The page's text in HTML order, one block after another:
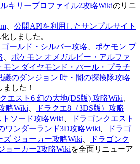
キリープロファイル2攻略Wikiのリニ
公開APIを利用したサンプルサイト
しました。
ールド・シルバー攻略
ポケモン ブ
ポケモン オメガルビー・アルファ
モン ダイヤモンド・パール・プラチ
議のダンジョン 時・闇の探検隊攻略
した！
エスト6 幻の大地(DS版) 攻略Wiki
略Wiki
ドラクエ8（3DS版）攻略
トソード攻略Wiki
ドラゴンクエスト
ワンダーランド3D攻略Wiki
ドラゴ
ズ ジョーカー攻略Wiki
ドラゴンク
ョーカー2攻略Wikiを全面リニューア